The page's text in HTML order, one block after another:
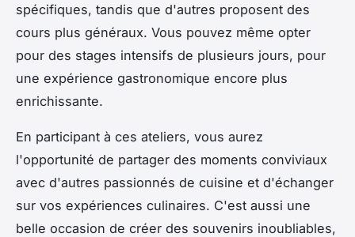
spécifiques, tandis que d'autres proposent des
cours plus généraux. Vous pouvez même opter
pour des stages intensifs de plusieurs jours, pour
une expérience gastronomique encore plus
enrichissante.
En participant à ces ateliers, vous aurez
l'opportunité de partager des moments conviviaux
avec d'autres passionnés de cuisine et d'échanger
sur vos expériences culinaires. C'est aussi une
belle occasion de créer des souvenirs inoubliables,